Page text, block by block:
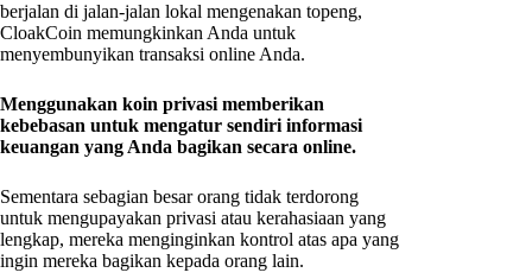
berjalan di jalan-jalan lokal mengenakan topeng,
CloakCoin memungkinkan Anda untuk
menyembunyikan transaksi online Anda.
Menggunakan koin privasi memberikan
kebebasan untuk mengatur sendiri informasi
keuangan yang Anda bagikan secara online.
Sementara sebagian besar orang tidak terdorong
untuk mengupayakan privasi atau kerahasiaan yang
lengkap, mereka menginginkan kontrol atas apa yang
ingin mereka bagikan kepada orang lain.